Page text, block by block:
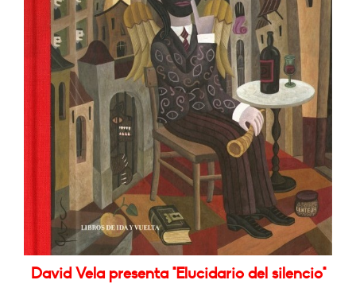
David Vela presenta "Elucidario del silencio"